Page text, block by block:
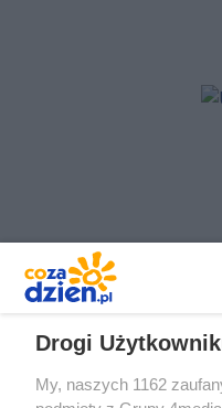
Drogi
My, naszych 1162